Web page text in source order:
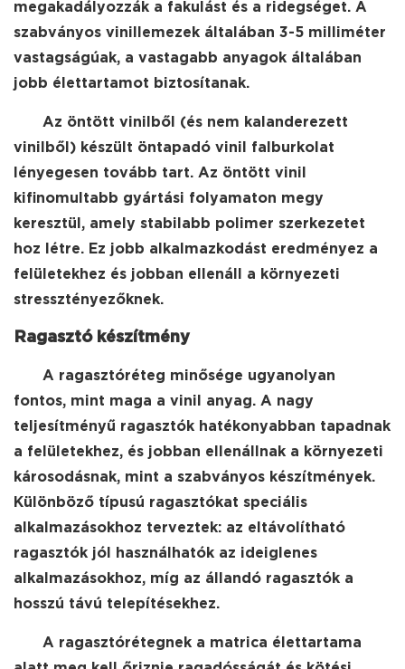
megakadályozzák a fakulást és a ridegséget. A
szabványos vinillemezek általában 3-5 milliméter
vastagságúak, a vastagabb anyagok általában
jobb élettartamot biztosítanak.
Az öntött vinilből (és nem kalanderezett
vinilből) készült öntapadó vinil falburkolat
lényegesen tovább tart. Az öntött vinil
kifinomultabb gyártási folyamaton megy
keresztül, amely stabilabb polimer szerkezetet
hoz létre. Ez jobb alkalmazkodást eredményez a
felületekhez és jobban ellenáll a környezeti
stressztényezőknek.
Ragasztó készítmény
A ragasztóréteg minősége ugyanolyan
fontos, mint maga a vinil anyag. A nagy
teljesítményű ragasztók hatékonyabban tapadnak
a felületekhez, és jobban ellenállnak a környezeti
károsodásnak, mint a szabványos készítmények.
Különböző típusú ragasztókat speciális
alkalmazásokhoz terveztek: az eltávolítható
ragasztók jól használhatók az ideiglenes
alkalmazásokhoz, míg az állandó ragasztók a
hosszú távú telepítésekhez.
A ragasztórétegnek a matrica élettartama